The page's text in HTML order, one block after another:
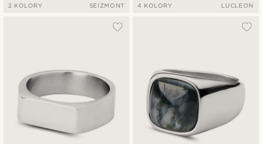
2 KOLORY SEIZMONT 4 KOLORY LUCLEON